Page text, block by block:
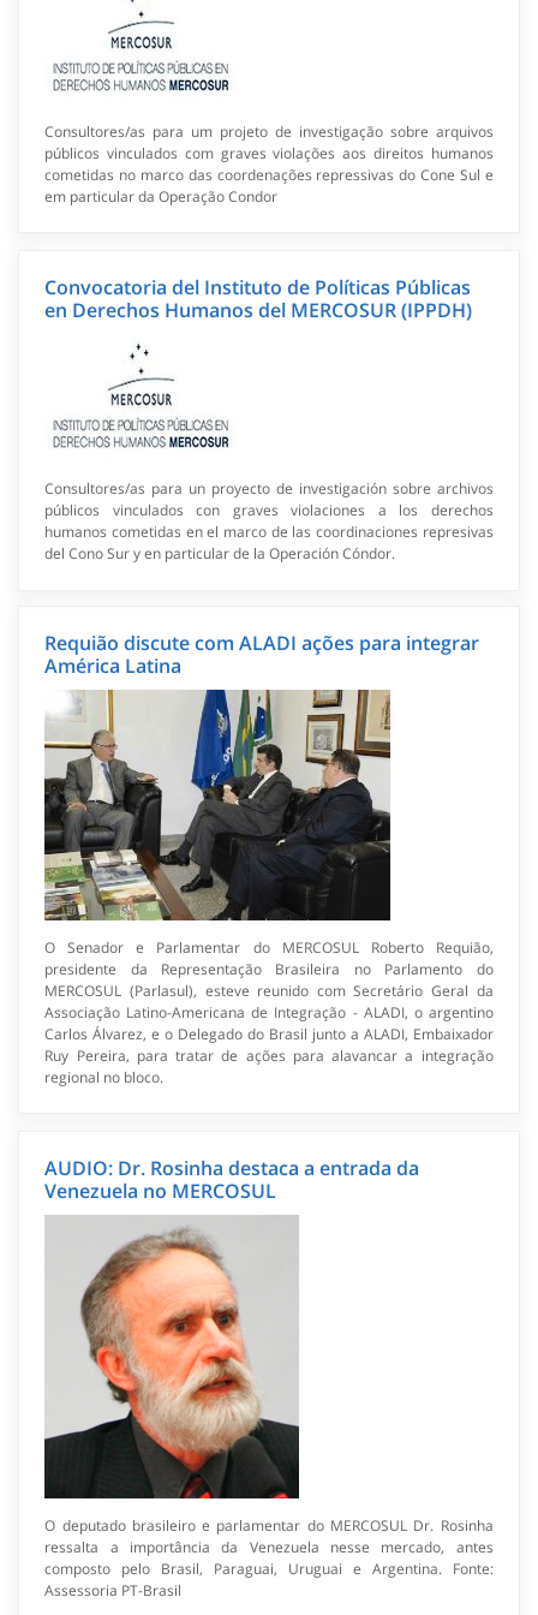
Consultores/as para um projeto de investigação sobre arquivos
públicos vinculados com graves violações aos direitos humanos
cometidas no marco das coordenações repressivas do Cone Sul e
em particular da Operação Condor
Convocatoria del Instituto de Políticas Públicas
en Derechos Humanos del MERCOSUR (IPPDH)
Consultores/as para un proyecto de investigación sobre archivos
públicos vinculados con graves violaciones a los derechos
humanos cometidas en el marco de las coordinaciones represivas
del Cono Sur y en particular de la Operación Cóndor.
Requião discute com ALADI ações para integrar
América Latina
O Senador e Parlamentar do MERCOSUL Roberto Requião,
presidente da Representação Brasileira no Parlamento do
MERCOSUL (Parlasul), esteve reunido com Secretário Geral da
Associação Latino-Americana de Integração - ALADI, o argentino
Carlos Álvarez, e o Delegado do Brasil junto a ALADI, Embaixador
Ruy Pereira, para tratar de ações para alavancar a integração
regional no bloco.
AUDIO: Dr. Rosinha destaca a entrada da
Venezuela no MERCOSUL
O deputado brasileiro e parlamentar do MERCOSUL Dr. Rosinha
ressalta a importância da Venezuela nesse mercado, antes
composto pelo Brasil, Paraguai, Uruguai e Argentina. Fonte:
Assessoria PT-Brasil